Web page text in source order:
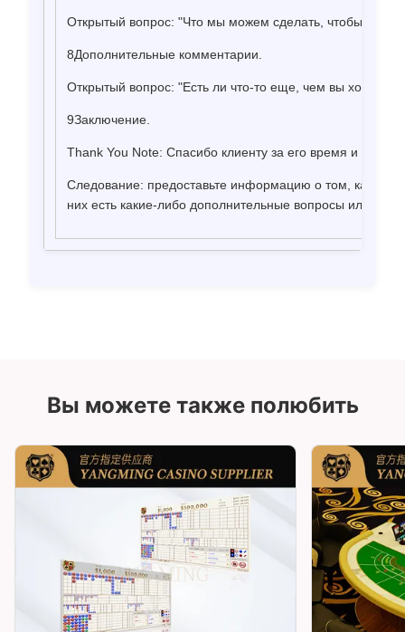
Открытый вопрос: "Что мы можем сделать, чтобы
8Дополнительные комментарии.
Открытый вопрос: "Есть ли что-то еще, чем вы хотели
9Заключение.
Thank You Note: Спасибо клиенту за его время и
Следование: предоставьте информацию о том, как они
них есть какие-либо дополнительные вопросы или
Вы можете также полюбить